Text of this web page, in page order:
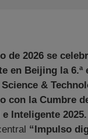
KR JP
de 2026 se
en Beijing la 6.ª
&
con la Cumbre
Inteligente 2025.
“Impulso